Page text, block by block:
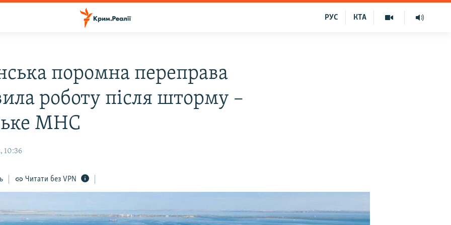
КТА
РУС
поромна переправа
роботу після шторму –
МНС
10:36
Читати без VPN